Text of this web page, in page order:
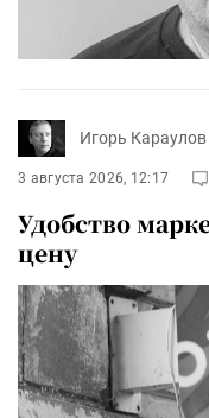
Игорь Караулов
3 августа 2026, 12:17
Удобство
цену